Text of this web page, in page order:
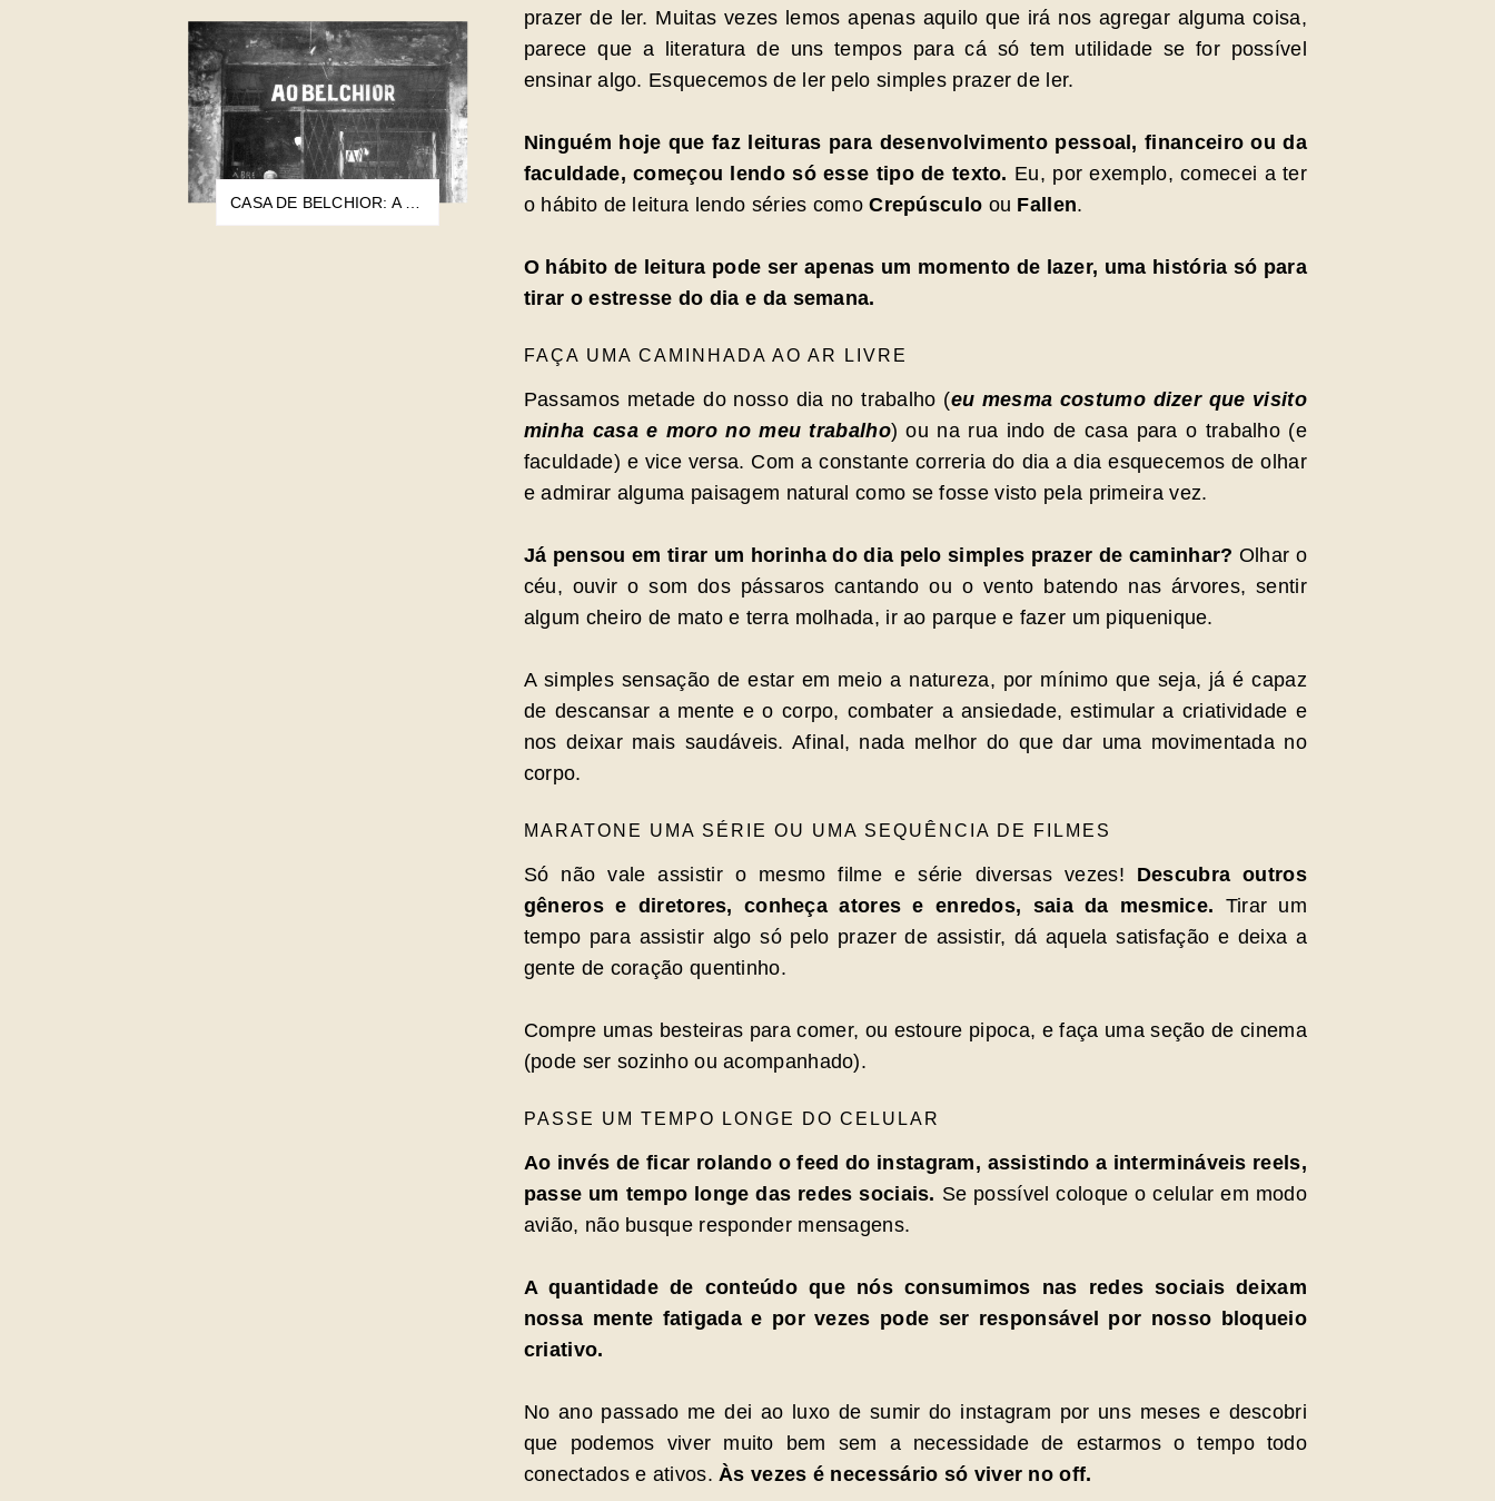
prazer de ler. Muitas vezes lemos apenas aquilo que irá nos agregar alguma coisa,
parece que a literatura de uns tempos para cá só tem utilidade se for possível
ensinar algo. Esquecemos de ler pelo simples prazer de ler.
Ninguém hoje que faz leituras para desenvolvimento pessoal, financeiro ou da
faculdade, começou lendo só esse tipo de texto. Eu, por exemplo, comecei a ter
o hábito de leitura lendo séries comoCrepúsculo ou Fallen.
O hábito de leitura pode ser apenas um momento de lazer, uma história só para
tirar o estresse do dia e da semana.
FAÇA UMA CAMINHADA AO AR LIVRE
Passamos metade do nosso dia no trabalho (eu mesma costumo dizer que visito
minha casa e moro no meu trabalho) ou na rua indo de casa para o trabalho (e
faculdade) e vice versa. Com a constante correria do dia a dia esquecemos de olhar
e admirar alguma paisagem natural como se fosse visto pela primeira vez.
Já pensou em tirar um horinha do dia pelo simples prazer de caminhar? Olhar o
céu, ouvir o som dos pássaros cantando ou o vento batendo nas árvores, sentir
algum cheiro de mato e terra molhada, ir ao parque e fazer um piquenique.
A simples sensação de estar em meio a natureza, por mínimo que seja, já é capaz
de descansar a mente e o corpo, combater a ansiedade, estimular a criatividade e
nos deixar mais saudáveis. Afinal, nada melhor do que dar uma movimentada no
corpo.
MARATONE UMA SÉRIE OU UMA SEQUÊNCIA DE FILMES
Só não vale assistir o mesmo filme e série diversas vezes! Descubra outros
gêneros e diretores, conheça atores e enredos, saia da mesmice. Tirar um
tempo para assistir algo só pelo prazer de assistir, dá aquela satisfação e deixa a
gente de coração quentinho.
Compre umas besteiras para comer, ou estoure pipoca, e faça uma seção de cinema
(pode ser sozinho ou acompanhado).
PASSE UM TEMPO LONGE DO CELULAR
Ao invés de ficar rolando o feed do instagram, assistindo a intermináveis reels,
passe um tempo longe das redes sociais. Se possível coloque o celular em modo
avião, não busque responder mensagens.
A quantidade de conteúdo que nós consumimos nas redes sociais deixam
nossa mente fatigada e por vezes pode ser responsável por nosso bloqueio
criativo.
No ano passado me dei ao luxo de sumir do instagram por uns meses e descobri
que podemos viver muito bem sem a necessidade de estarmos o tempo todo
conectados e ativos.Às vezes é necessário só viver no off.
CASA DE BELCHIOR: A HISTÓRIA DO BRECHÓ